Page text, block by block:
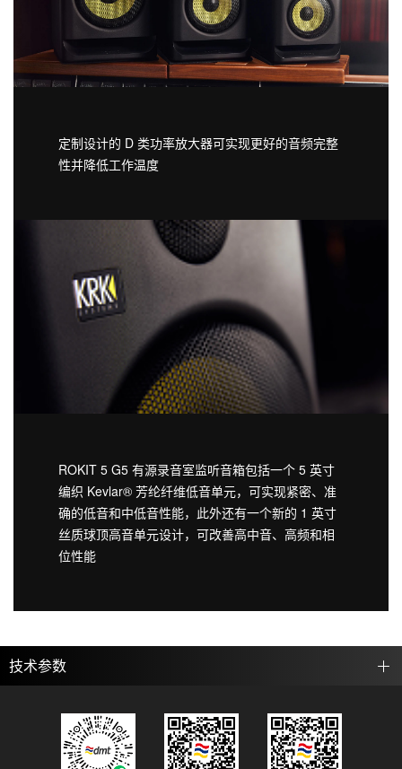
定制设计的 D 类功率放大器可实现更好的音频完整
性并降低工作温度
ROKIT 5 G5 有源录音室监听音箱包括一个 5 英寸
编织 Kevlar® 芳纶纤维低音单元，可实现紧密、准
确的低音和中低音性能，此外还有一个新的 1 英寸
丝质球顶高音单元设计，可改善高中音、高频和相
位性能
技术参数